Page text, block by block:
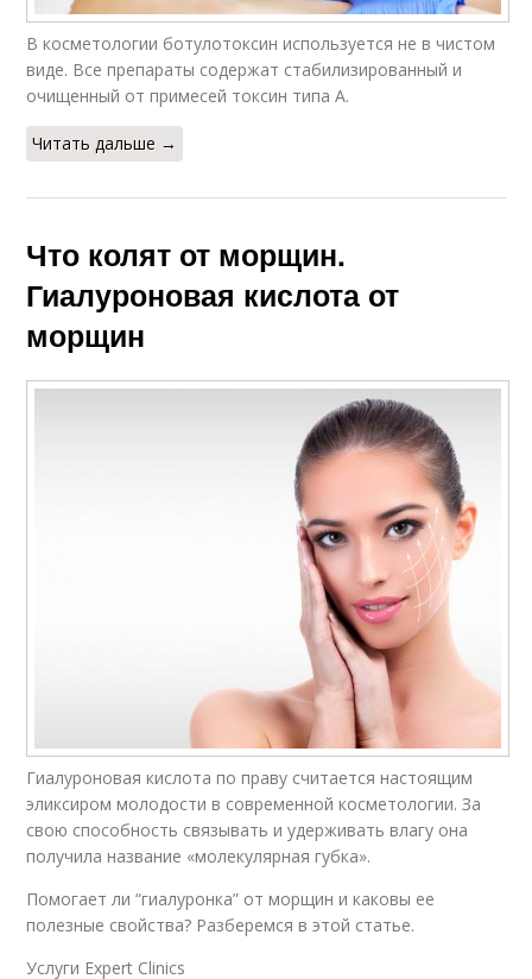
В косметологии ботулотоксин используется не в чистом
виде. Все препараты содержат стабилизированный и
очищенный от примесей токсин типа А.
Читать дальше →
Что колят от морщин.
Гиалуроновая кислота от
морщин
Гиалуроновая кислота по праву считается настоящим
эликсиром молодости в современной косметологии. За
свою способность связывать и удерживать влагу она
получила название «молекулярная губка».
Помогает ли “гиалуронка” от морщин и каковы ее
полезные свойства? Разберемся в этой статье.
Услуги Expert Clinics